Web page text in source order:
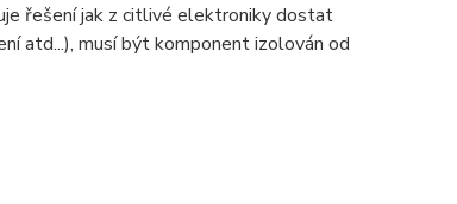
řešení jak z citlivé elektroniky dostat
atd...), musí být komponent izolován od